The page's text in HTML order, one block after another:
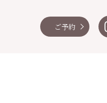
ご予約